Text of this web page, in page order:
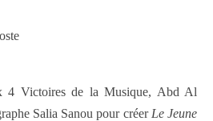
4 Victoires de la Musique, Abd Al
Salia Sanou pour créer Le Jeune